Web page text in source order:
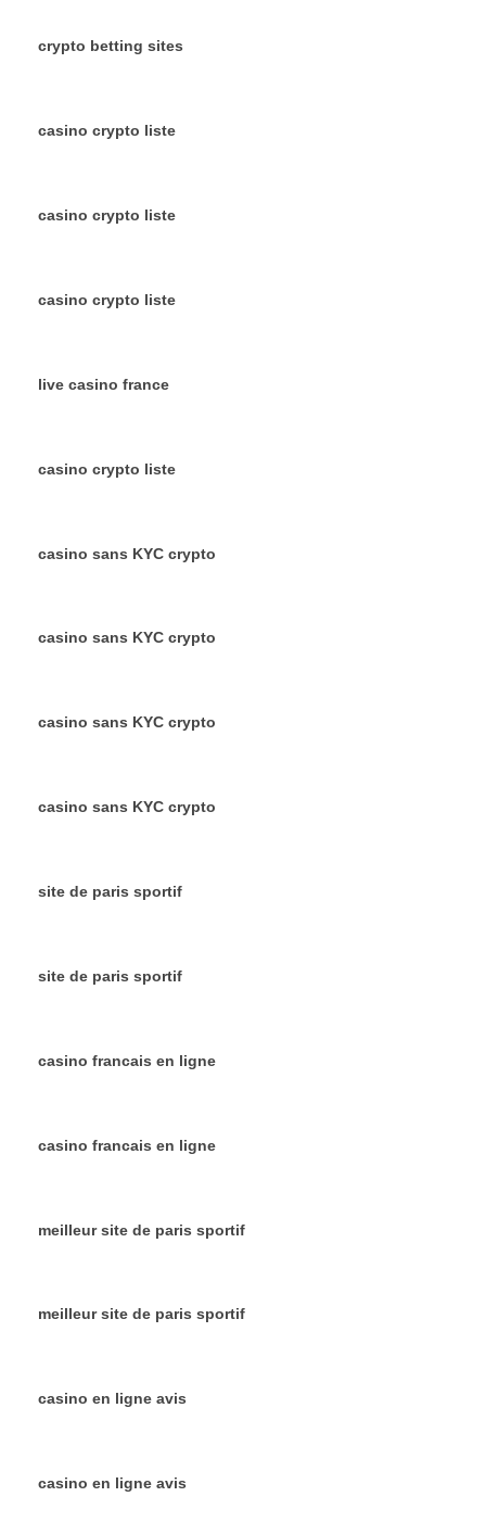
crypto betting sites
casino crypto liste
casino crypto liste
casino crypto liste
live casino france
casino crypto liste
casino sans KYC crypto
casino sans KYC crypto
casino sans KYC crypto
casino sans KYC crypto
site de paris sportif
site de paris sportif
casino francais en ligne
casino francais en ligne
meilleur site de paris sportif
meilleur site de paris sportif
casino en ligne avis
casino en ligne avis